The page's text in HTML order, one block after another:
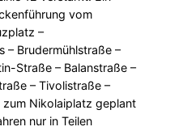
vom
–
– Brudermühlstraße –
Straße – Balanstraße –
– Tivolistraße –
zum Nikolaiplatz geplant
nur in Teilen